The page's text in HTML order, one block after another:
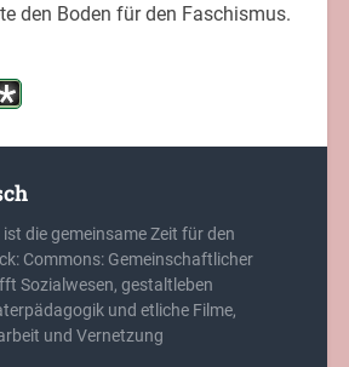
den Boden für den Faschismus.
die gemeinsame Zeit für den
Commons: Gemeinschaftlicher
Sozialwesen, gestaltleben
und etliche Filme,
und Vernetzung